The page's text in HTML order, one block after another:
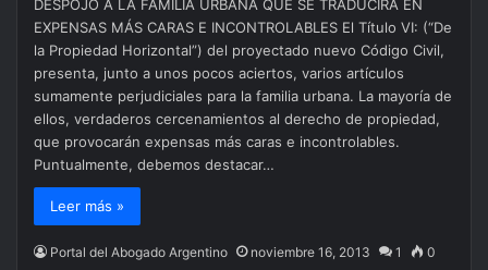
DESPOJO A LA FAMILIA URBANA QUE SE TRADUCIRÁ EN
EXPENSAS MÁS CARAS E INCONTROLABLES El Título VI: (“De
la Propiedad Horizontal”) del proyectado nuevo Código Civil,
presenta, junto a unos pocos aciertos, varios artículos
sumamente perjudiciales para la familia urbana. La mayoría de
ellos, verdaderos cercenamientos al derecho de propiedad,
que provocarán expensas más caras e incontrolables.
Puntualmente, debemos destacar…
Leer más »
Portal del Abogado Argentino noviembre 16, 2013 1 0